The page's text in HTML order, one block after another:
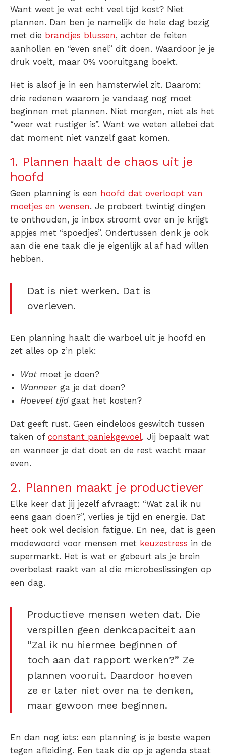
Want weet je wat echt veel tijd kost? Niet
plannen. Dan ben je namelijk de hele dag bezig
met die brandjes blussen, achter de feiten
aanhollen en “even snel” dit doen. Waardoor je je
druk voelt, maar 0% vooruitgang boekt.
Het is alsof je in een hamsterwiel zit. Daarom:
drie redenen waarom je vandaag nog moet
beginnen met plannen. Niet morgen, niet als het
“weer wat rustiger is”. Want we weten allebei dat
dat moment niet vanzelf gaat komen.
1. Plannen haalt de chaos uit je
hoofd
Geen planning is een hoofd dat overloopt van
moetjes en wensen. Je probeert twintig dingen
te onthouden, je inbox stroomt over en je krijgt
appjes met “spoedjes”. Ondertussen denk je ook
aan die ene taak die je eigenlijk al af had willen
hebben.
Dat is niet werken. Dat is
overleven.
Een planning haalt die warboel uit je hoofd en
zet alles op z’n plek:
Wat moet je doen?
Wanneer ga je dat doen?
Hoeveel tijdgaat het kosten?
Dat geeft rust. Geen eindeloos geswitch tussen
taken of constant paniekgevoel. Jij bepaalt wat
en wanneer je dat doet en de rest wacht maar
even.
2. Plannen maakt je productiever
Elke keer dat jij jezelf afvraagt: “Wat zal ik nu
eens gaan doen?”, verlies je tijd en energie. Dat
heet ook wel decision fatigue. En nee, dat is geen
modewoord voor mensen met keuzestress in de
supermarkt. Het is wat er gebeurt als je brein
overbelast raakt van al die microbeslissingen op
een dag.
Productieve mensen weten dat. Die
verspillen geen denkcapaciteit aan
“Zal ik nu hiermee beginnen of
toch aan dat rapport werken?” Ze
plannen vooruit. Daardoor hoeven
ze er later niet over na te denken,
maar gewoon mee beginnen.
En dan nog iets: een planning is je beste wapen
tegen afleiding. Een taak die op je agenda staat